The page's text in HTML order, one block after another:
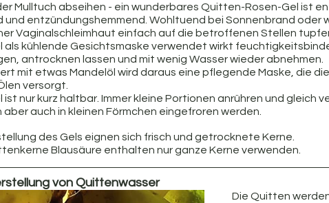
Mulltuch abseihen - ein wunderbares Quitten-Rosen-Gel ist
und entzündungshemmend. Wohltuend bei Sonnenbrand oder
Vaginalschleimhaut einfach auf die betroffenen Stellen
als kühlende Gesichtsmaske verwendet wirkt
antrocknen lassen und mit wenig Wasser wieder abnehmen.
mit etwas Mandelöl wird daraus eine pflegende Maske, die
versorgt.
ist nur kurz haltbar. Immer kleine Portionen anrühren und gleich
aber auch in kleinen Förmchen eingefroren werden.
des Gels eignen sich frisch und getrocknete Kerne.
Blausäure enthalten nur ganze Kerne verwenden.
von Quittenwasser
Die Quitten